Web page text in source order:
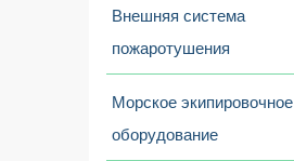
Внешняя система
пожаротушения
Морское экипировочное
оборудование